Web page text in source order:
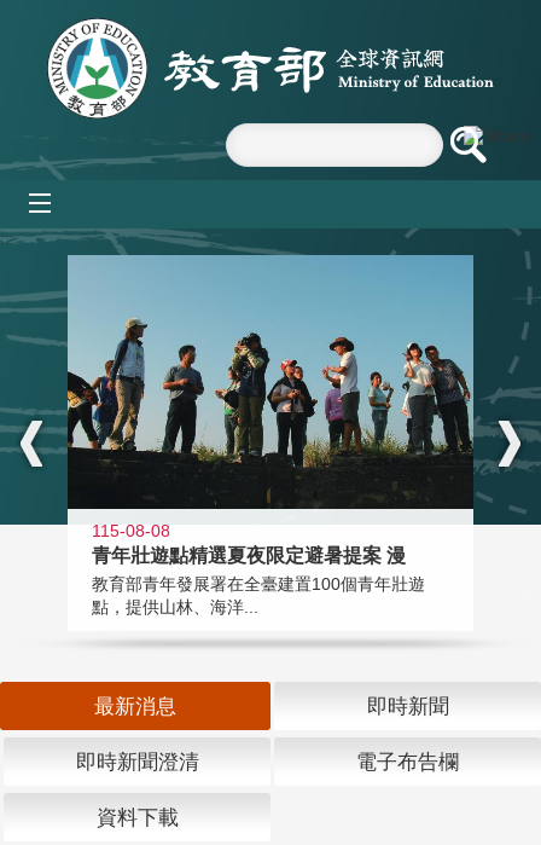
跳到主要內容區塊
:::
115-08-08
青年壯遊點精選夏夜限定避暑提案 漫
教育部青年發展署在全臺建置100個青年壯遊
點，提供山林、海洋...
最新消息 即時新聞
即時新聞澄清 電子布告欄
資料下載